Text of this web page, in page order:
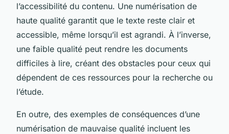
l’accessibilité du contenu. Une numérisation de
haute qualité garantit que le texte reste clair et
accessible, même lorsqu’il est agrandi. À l’inverse,
une faible qualité peut rendre les documents
difficiles à lire, créant des obstacles pour ceux qui
dépendent de ces ressources pour la recherche ou
l’étude.
En outre, des exemples de conséquences d’une
numérisation de mauvaise qualité incluent les